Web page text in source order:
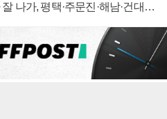
나가, 평택·주문진·해남·건대로